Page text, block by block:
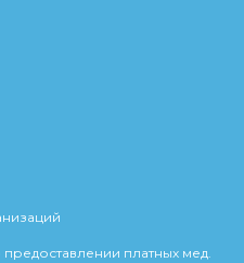
платных мед.